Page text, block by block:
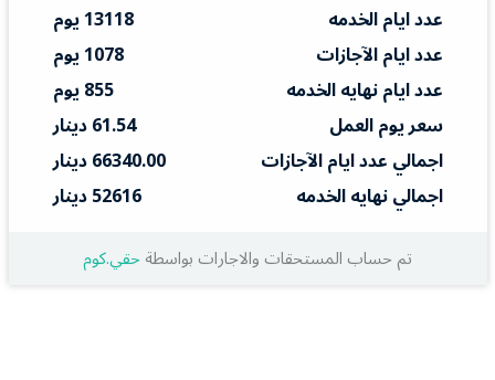
عدد ايام الخدمه
13118 يوم
عدد ايام الآجازات
1078 يوم
عدد ايام نهايه الخدمه
855 يوم
سعر يوم العمل
61.54 دينار
اجمالي عدد ايام الآجازات
66340.00 دينار
اجمالي نهايه الخدمه
52616 دينار
تم حساب المستحقات والاجارات بواسطةحقي.كوم